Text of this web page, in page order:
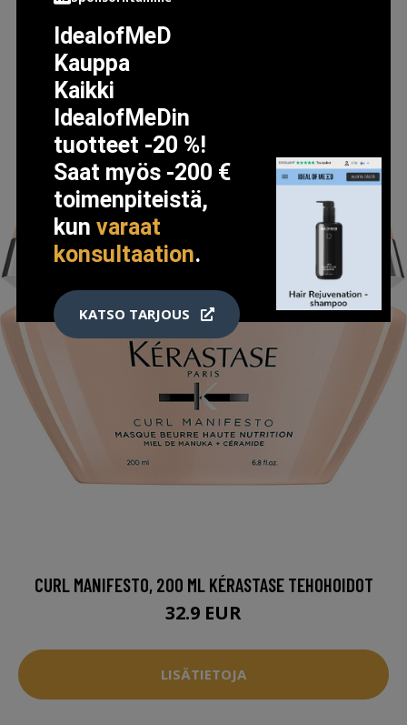
CURL MANIFESTO, 200 ML KÉRASTASE TEHOHOIDOT
32.9 EUR
LISÄTIETOJA
IdealofMeD
Kauppa
Kaikki
IdealofMeDin
tuotteet -20 %!
Saat myös -200 €
toimenpiteistä,
kunvaraat
konsultaation.
KATSO TARJOUS